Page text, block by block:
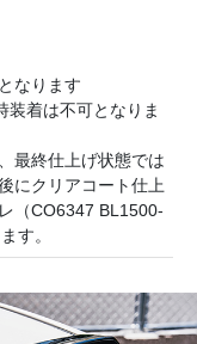
なります
着は不可となりま
最終仕上げ状態では
にクリアコート仕上
（CO6347 BL1500-
す。